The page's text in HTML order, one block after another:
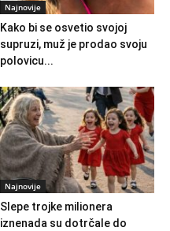
Najnovije
Kako bi se osvetio svojoj
supruzi, muž je prodao svoju
polovicu...
Najnovije
Slepe trojke milionera
iznenada su dotrčale do